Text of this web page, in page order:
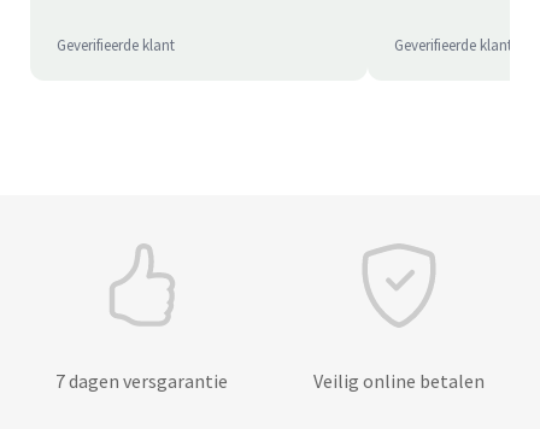
Geverifieerde klant Geverifieerde klant
7 dagen versgarantie Veilig online betalen